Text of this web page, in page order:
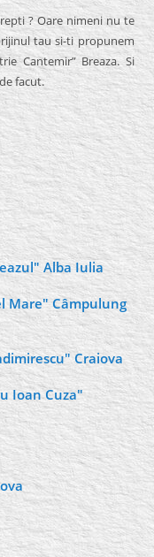
? Oare nimeni nu te
tau si-ti propunem
Cantemir” Breaza. Si
facut.
Alba Iulia
Mare" Câmpulung
Craiova
Ioan Cuza"